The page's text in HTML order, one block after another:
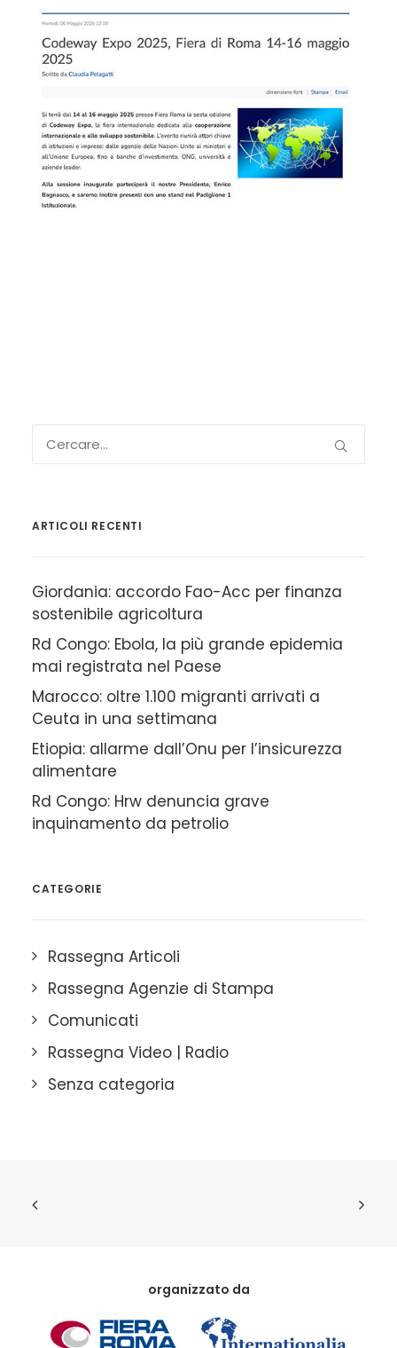
ARTICOLI RECENTI
Giordania: accordo Fao-Acc per finanza
sostenibile agricoltura
Rd Congo: Ebola, la più grande epidemia
mai registrata nel Paese
Marocco: oltre 1.100 migranti arrivati a
Ceuta in una settimana
Etiopia: allarme dall’Onu per l’insicurezza
alimentare
Rd Congo: Hrw denuncia grave
inquinamento da petrolio
CATEGORIE
Rassegna Articoli
Rassegna Agenzie di Stampa
Comunicati
Rassegna Video | Radio
Senza categoria
organizzato da